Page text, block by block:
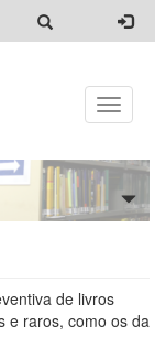
Toggle
de livros
e raros, como os da